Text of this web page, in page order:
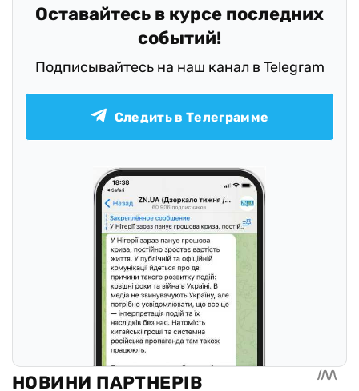
Оставайтесь в курсе последних
событий!
Подписывайтесь на наш канал в Telegram
Следить в Телеграмме